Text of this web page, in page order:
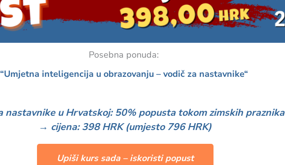
Posebna ponuda:
“Umjetna inteligencija u obrazovanju – vodič za nastavnike“
nastavnike u Hrvatskoj: 50% popusta tokom zimskih praznika
→ cijena: 398 HRK (umjesto 796 HRK)
Upiši kurs sada – iskoristi popust